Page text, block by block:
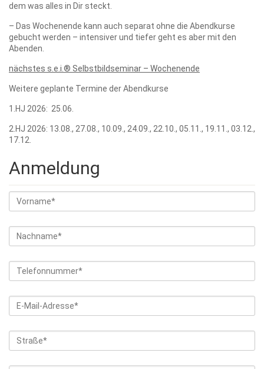
dem was alles in Dir steckt.
– Das Wochenende kann auch separat ohne die Abendkurse
gebucht werden – intensiver und tiefer geht es aber mit den
Abenden.
nächstes s.e.i.® Selbstbildseminar – Wochenende
Weitere geplante Termine der Abendkurse
1.HJ 2026: 25.06.
2.HJ 2026: 13.08., 27.08., 10.09., 24.09., 22.10., 05.11., 19.11., 03.12.,
17.12.
Anmeldung